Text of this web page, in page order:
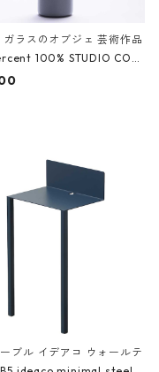
ガラスのオブジェ 芸術作品
100% STUDIO COH
100パーセント ス
ブル イデアコ ウォールテ